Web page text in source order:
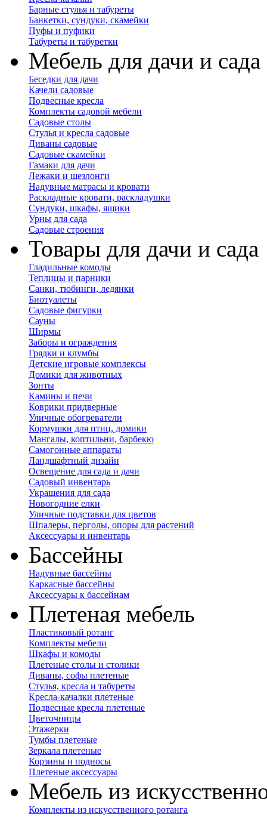
Барные стулья и табуреты
Банкетки, сундуки, скамейки
Пуфы и пуфики
Табуреты и табуретки
Мебель для дачи и сада
Беседки для дачи
Качели садовые
Подвесные кресла
Комплекты садовой мебели
Садовые столы
Стулья и кресла садовые
Диваны садовые
Садовые скамейки
Гамаки для дачи
Лежаки и шезлонги
Надувные матрасы и кровати
Раскладные кровати, раскладушки
Сундуки, шкафы, ящики
Урны для сада
Садовые строения
Товары для дачи и сада
Гладильные комоды
Теплицы и парники
Санки, тюбинги, ледянки
Биотуалеты
Садовые фигурки
Сауны
Ширмы
Заборы и ограждения
Грядки и клумбы
Детские игровые комплексы
Домики для животных
Зонты
Камины и печи
Коврики придверные
Уличные обогреватели
Кормушки для птиц, домики
Мангалы, коптильни, барбекю
Самогонные аппараты
Ландшафтный дизайн
Освещение для сада и дачи
Садовый инвентарь
Украшения для сада
Новогодние елки
Уличные подставки для цветов
Шпалеры, перголы, опоры для растений
Аксессуары и инвентарь
Бассейны
Надувные бассейны
Каркасные бассейны
Аксессуары к бассейнам
Плетеная мебель
Пластиковый ротанг
Комплекты мебели
Шкафы и комоды
Плетеные столы и столики
Диваны, софы плетеные
Стулья, кресла и табуреты
Кресла-качалки плетеные
Подвесные кресла плетеные
Цветочницы
Этажерки
Тумбы плетеные
Зеркала плетеные
Корзины и подносы
Плетеные аксессуары
Мебель из
Комплекты из искусственного ротанга